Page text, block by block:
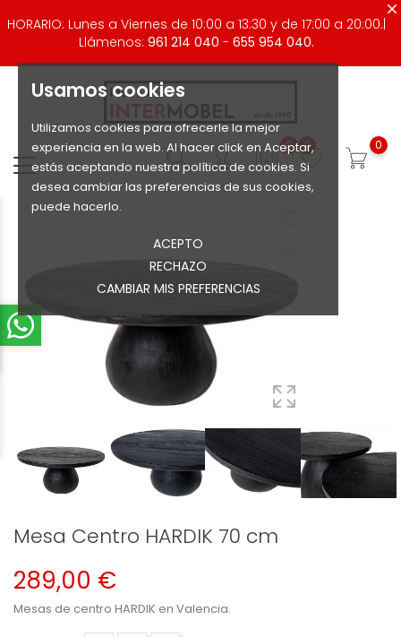
Usamos cookies
Utilizamos cookies para ofrecerle la mejor
experiencia en la web. Al hacer click en Aceptar,
estás aceptando nuestra política de cookies. Si
desea cambiar las preferencias de sus cookies,
puede hacerlo.
ACEPTO
RECHAZO
CAMBIAR MIS PREFERENCIAS
HORARIO: Lunes a Viernes de 10:00 a 13:30 y de 17:00 a 20:00.|
Llámenos: 961 214 040 - 655 954 040.
0 0 0
Mesa Centro HARDIK 70 cm
289,00 €
Mesas de centro HARDIK en Valencia.